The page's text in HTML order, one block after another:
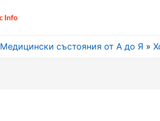
Медицински състояния от А до Я